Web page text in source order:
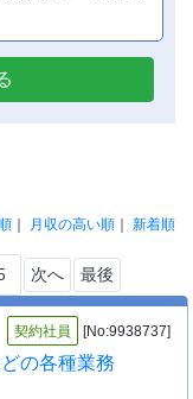
｜ 月収の高い順 ｜ 新着順
次へ 最後
契約社員 [No:9938737]
の各種業務